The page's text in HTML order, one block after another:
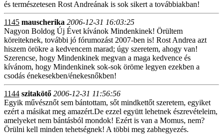
és természetesen Rost Andreának is sok sikert a továbbiakban!
1145 mauscherika 2006-12-31 16:03:25
Nagyon Boldog Új Évet kívánok Mindenkinek! Örültem
köreiteknek, további jó fórumozást 2007-ben is! Rost Andrea azt
hiszem örökre a kedvencem marad; úgy szeretem, ahogy van!
Szerencse, hogy Mindenkinek megvan a maga kedvence és
kívánom, hogy Mindenkinek sok-sok öröme legyen ezekben a
csodás énekesekben/énekesnőkben!
1144 szitakötő 2006-12-31 11:56:56
Egyik művésznőt sem bántottam, sőt mindkettőt szeretem, egyiket
ezért a másikat meg amazért.De ezzel együtt lehetnek észrevételeim,
amelyeket nem bántásból mondok! Ezért is van a Momus, nem?
Örülni kell minden tehetségnek! A többi meg zabhegyezés.